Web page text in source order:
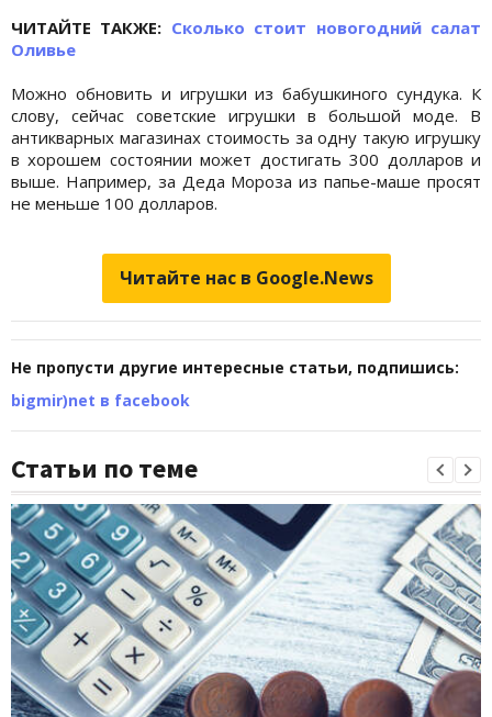
ЧИТАЙТЕ ТАКЖЕ: Сколько стоит новогодний салат
Оливье
Можно обновить и игрушки из бабушкиного сундука. К
слову, сейчас советские игрушки в большой моде. В
антикварных магазинах стоимость за одну такую игрушку
в хорошем состоянии может достигать 300 долларов и
выше. Например, за Деда Мороза из папье-маше просят
не меньше 100 долларов.
Читайте нас в Google.News
Не пропусти другие интересные статьи, подпишись:
bigmir)net в facebook
Статьи по теме